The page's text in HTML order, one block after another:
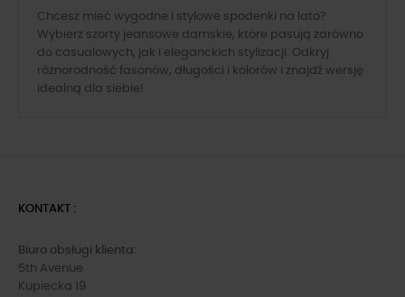
Chcesz mieć wygodne i stylowe spodenki na lato?
Wybierz szorty jeansowe damskie, które pasują zarówno
do casualowych, jak i eleganckich stylizacji. Odkryj
różnorodność fasonów, długości i kolorów i znajdź wersję
idealną dla siebie!
KONTAKT :
Biuro obsługi klienta:
5th Avenue
Kupiecka 19